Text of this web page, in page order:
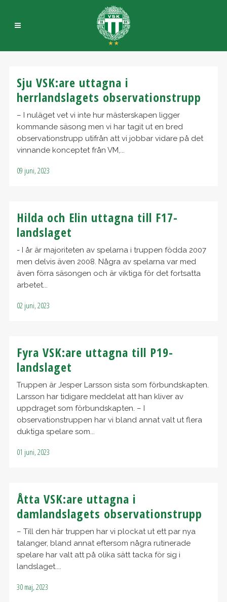
Sju VSK:are uttagna i
herrlandslagets observationstrupp
– I nuläget vet vi inte hur mästerskapen ligger
kommande säsong men vi har tagit ut en bred
observationstrupp utifrån att vi jobbar vidare på det
vinnande konceptet från VM,...
09 juni, 2023
Hilda och Elin uttagna till F17-
landslaget
- I år är majoriteten av spelarna i truppen födda 2007
men delvis även 2008. Några av spelarna var med
även förra säsongen och är viktiga för det fortsatta
arbetet...
02 juni, 2023
Fyra VSK:are uttagna till P19-
landslaget
Truppen är Jesper Larsson sista som förbundskapten.
Larsson har tidigare meddelat att han kliver av
uppdraget som förbundskapten. – I
observationstruppen har vi bland annat valt ut flera
duktiga spelare som...
01 juni, 2023
Åtta VSK:are uttagna i
damlandslagets observationstrupp
– Till den här truppen har vi plockat ut ett par nya
talanger, bland annat eftersom några rutinerade
spelare har valt att på olika sätt tacka för sig i
landslaget....
30 maj, 2023